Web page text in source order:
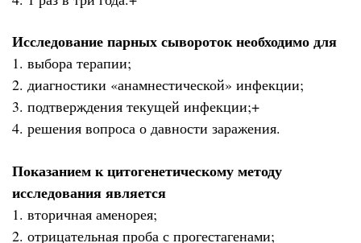
Исследование парных сывороток необходимо для
1. выбора терапии;
2. диагностики «анамнестической» инфекции;
3. подтверждения текущей инфекции;+
4. решения вопроса о давности заражения.
Показанием к цитогенетическому методу
исследования является
1. вторичная аменорея;
2. отрицательная проба с прогестагенами;